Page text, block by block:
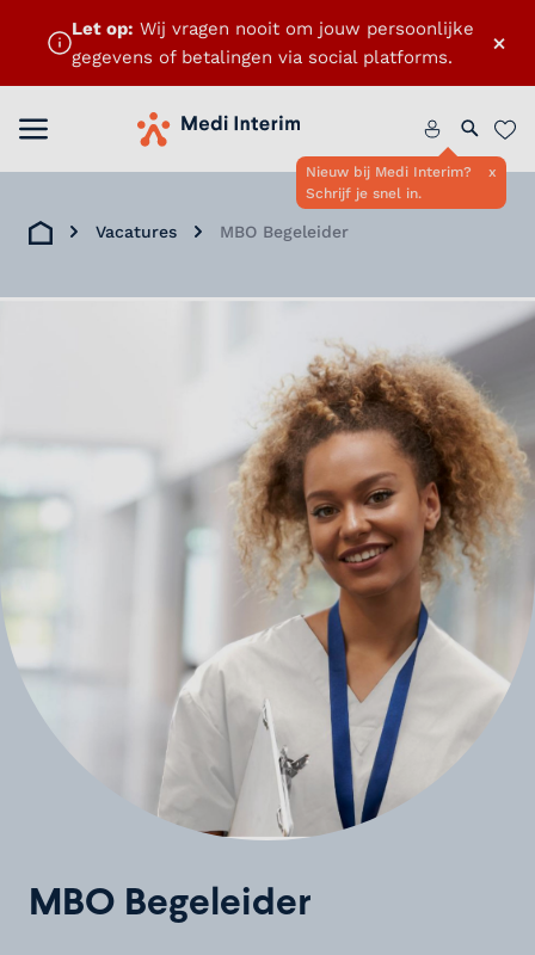
×
Let op: Wij vragen nooit om jouw persoonlijke
gegevens of betalingen via social platforms.
Menu openenHome
Nieuw bij Medi Interim?
Schrijf je snel in.
x
Zoeken
Home
Vacatures MBO Begeleider
MBO Begeleider